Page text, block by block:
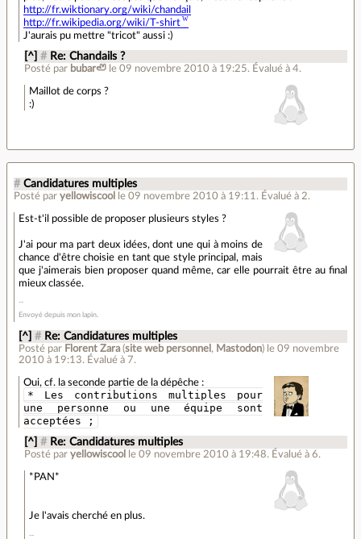
http://fr.wiktionary.org/wiki/chandail
http://fr.wikipedia.org/wiki/T-shirt
J'aurais pu mettre "tricot" aussi :)
[^] # Re: Chandails ?
Posté par bubar🦥 le 09 novembre 2010 à 19:25. Évalué à 4.
Maillot de corps ?
:)
# Candidatures multiples
Posté par yellowiscool le 09 novembre 2010 à 19:11 . Évalué à 2.
Est-t'il possible de proposer plusieurs styles ?
J'ai pour ma part deux idées, dont une qui à moins de
chance d'être choisie en tant que style principal, mais
que j'aimerais bien proposer quand même, car elle pourrait être au final
mieux classée.
Envoyé depuis mon lapin.
[^] # Re: Candidatures multiples
Posté par Florent Zara (site web personnel , Mastodon) le 09 novembre
2010 à 19:13. Évalué à 7.
Oui, cf. la seconde partie de la dépêche :
* Les contributions multiples pour
une personne ou une équipe sont
acceptées ;
[^] # Re: Candidatures multiples
Posté par yellowiscool le 09 novembre 2010 à 19:48. Évalué à 6.
*PAN*
Je l'avais cherché en plus.